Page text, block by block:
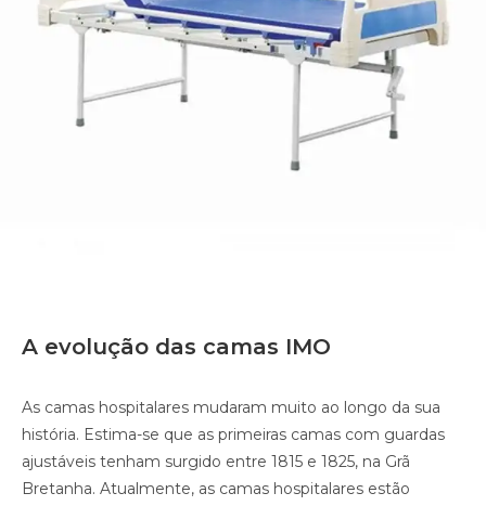
A evolução das camas IMO
As camas hospitalares mudaram muito ao longo da sua
história. Estima-se que as primeiras camas com guardas
ajustáveis tenham surgido entre 1815 e 1825, na Grã
Bretanha. Atualmente, as camas hospitalares estão